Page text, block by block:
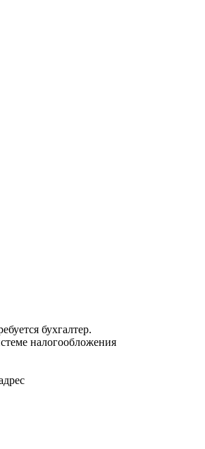
бухгалтер.
налогообложения